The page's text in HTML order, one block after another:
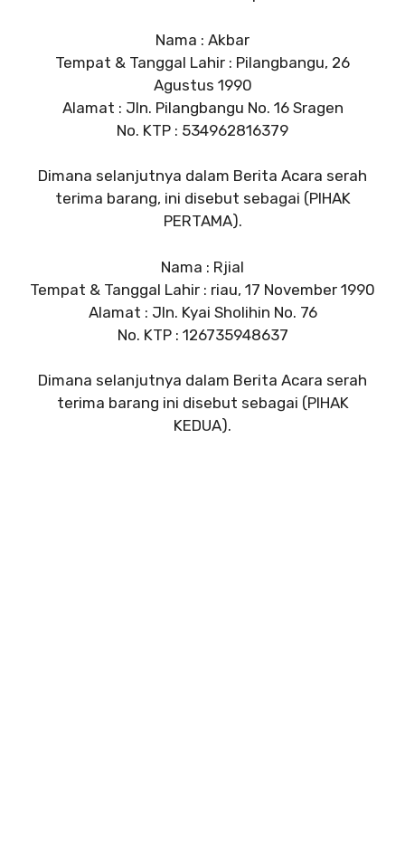
Nama : Akbar
Tempat & Tanggal Lahir : Pilangbangu, 26
Agustus 1990
Alamat : Jln. Pilangbangu No. 16 Sragen
No. KTP : 534962816379
Dimana selanjutnya dalam Berita Acara serah
terima barang, ini disebut sebagai (PIHAK
PERTAMA).
Nama : Rjial
Tempat & Tanggal Lahir : riau, 17 November 1990
Alamat : Jln. Kyai Sholihin No. 76
No. KTP : 126735948637
Dimana selanjutnya dalam Berita Acara serah
terima barang ini disebut sebagai (PIHAK
KEDUA).